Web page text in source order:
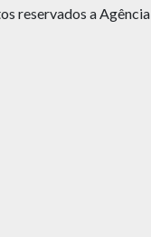
reservados a Agência